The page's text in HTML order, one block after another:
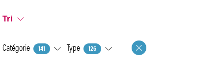
Tri
Catégorie 141 Type 126